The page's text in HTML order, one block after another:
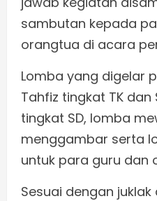
sambutan kepada
orangtua di acara
Lomba yang digelar
Tahfiz tingkat TK dan
tingkat SD, lomba
menggambar serta
untuk para guru dan
Sesuai dengan